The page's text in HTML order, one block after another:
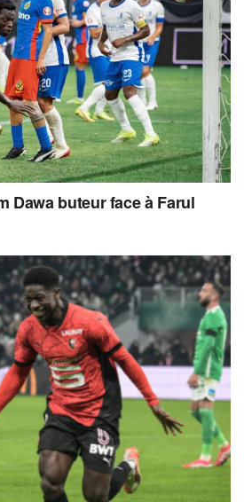
Dawa buteur face à Farul